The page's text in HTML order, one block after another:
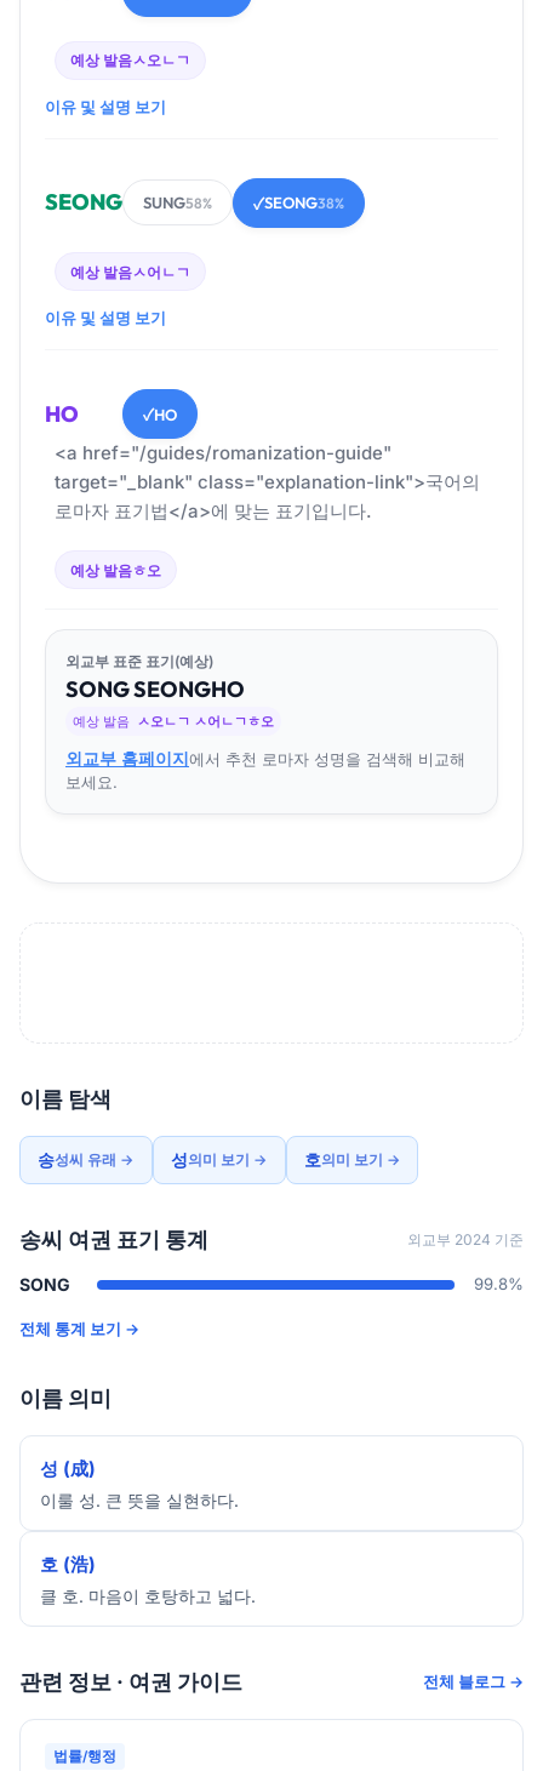
예상 발음ㅅ오ㄴㄱ
이유 및 설명 보기
SEONG SUNG58% ✓SEONG38%
예상 발음ㅅ어ㄴㄱ
이유 및 설명 보기
HO ✓HO
<a href="/guides/romanization-guide"
target="_blank" class="explanation-link">국어의
로마자 표기법</a>에 맞는 표기입니다.
예상 발음ㅎ오
외교부 표준 표기(예상)
SONGSEONGHO
예상 발음 ㅅ오ㄴㄱ ㅅ어ㄴㄱㅎ오
외교부 홈페이지에서 추천 로마자 성명을 검색해 비교해
보세요.
이름 탐색
송성씨 유래 → 성의미 보기 → 호의미 보기 →
송씨 여권 표기 통계 외교부 2024 기준
SONG 99.8%
전체 통계 보기 →
이름 의미
성 (成)
이룰 성. 큰 뜻을 실현하다.
호 (浩)
클 호. 마음이 호탕하고 넓다.
관련 정보 · 여권 가이드 전체 블로그 →
법률/행정